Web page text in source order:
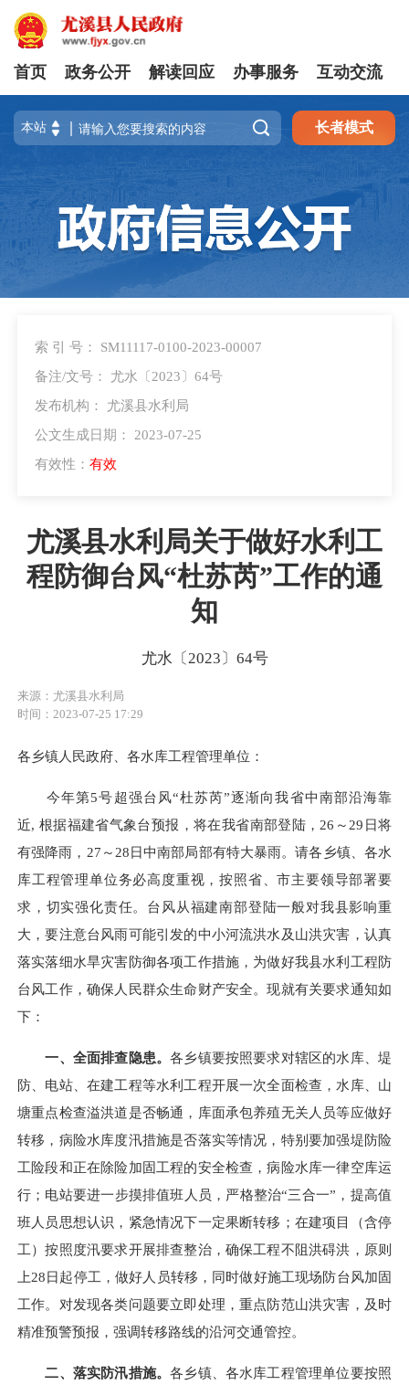
首页 政务公开 解读回应 办事服务 互动交流
 长者模式
索 引 号： SM11117-0100-2023-00007
备注/文号： 尤水〔2023〕64号
发布机构： 尤溪县水利局
公文生成日期： 2023-07-25
有效性： 有效
尤溪县水利局关于做好水利工
程防御台风“杜苏芮”工作的通
知
尤水〔2023〕64号
来源：尤溪县水利局
时间：2023-07-25 17:29
各乡镇人民政府、各水库工程管理单位：
今年第5号超强台风“杜苏芮”逐渐向我省中南部沿海靠
近, 根据福建省气象台预报，将在我省南部登陆，26～29日将
有强降雨，27～28日中南部局部有特大暴雨。请各乡镇、各水
库工程管理单位务必高度重视，按照省、市主要领导部署要
求，切实强化责任。台风从福建南部登陆一般对我县影响重
大，要注意台风雨可能引发的中小河流洪水及山洪灾害，认真
落实落细水旱灾害防御各项工作措施，为做好我县水利工程防
台风工作，确保人民群众生命财产安全。现就有关要求通知如
下：
一、全面排查隐患。各乡镇要按照要求对辖区的水库、堤
防、电站、在建工程等水利工程开展一次全面检查，水库、山
塘重点检查溢洪道是否畅通，库面承包养殖无关人员等应做好
转移，病险水库度汛措施是否落实等情况，特别要加强堤防险
工险段和正在除险加固工程的安全检查，病险水库一律空库运
行；电站要进一步摸排值班人员，严格整治“三合一”，提高值
班人员思想认识，紧急情况下一定果断转移；在建项目（含停
工）按照度汛要求开展排查整治，确保工程不阻洪碍洪，原则
上28日起停工，做好人员转移，同时做好施工现场防台风加固
工作。对发现各类问题要立即处理，重点防范山洪灾害，及时
精准预警预报，强调转移路线的沿河交通管控。
二、落实防汛措施。各乡镇、各水库工程管理单位要按照